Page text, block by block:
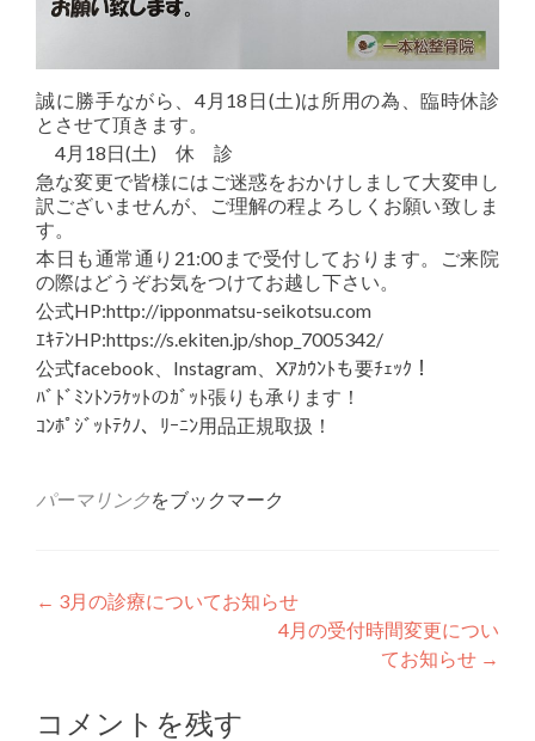
誠に勝手ながら、4月18日(土)は所用の為、臨時休診
とさせて頂きます。
4月18日(土) 休 診
急な変更で皆様にはご迷惑をおかけしまして大変申し
訳ございませんが、ご理解の程よろしくお願い致しま
す。
本日も通常通り21:00まで受付しております。ご来院
の際はどうぞお気をつけてお越し下さい。
公式HP:http://ipponmatsu-seikotsu.com
ｴｷﾃﾝHP:https://s.ekiten.jp/shop_7005342/
公式facebook、Instagram、Xｱｶｳﾝﾄも要ﾁｪｯｸ！
ﾊﾞﾄﾞﾐﾝﾄﾝﾗｹｯﾄのｶﾞｯﾄ張りも承ります！
ｺﾝﾎﾟｼﾞｯﾄﾃｸﾉ、ﾘｰﾆﾝ用品正規取扱！
パーマリンクをブックマーク
投稿ナビゲーション
← 3月の診療についてお知らせ
4月の受付時間変更につい
てお知らせ →
コメントを残す